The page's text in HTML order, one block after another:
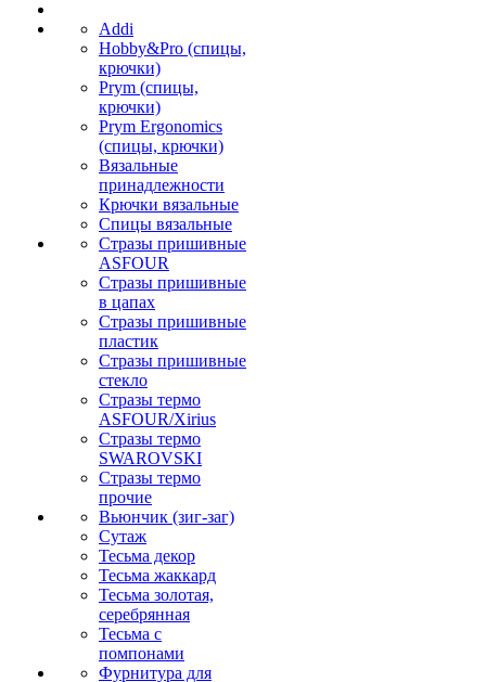
Addi
Hobby&Pro (спицы,
крючки)
Prym (спицы,
крючки)
Prym Ergonomics
(спицы, крючки)
Вязальные
принадлежности
Крючки вязальные
Спицы вязальные
Стразы пришивные
ASFOUR
Стразы пришивные
в цапах
Стразы пришивные
пластик
Стразы пришивные
стекло
Стразы термо
ASFOUR/Xirius
Стразы термо
SWAROVSKI
Стразы термо
прочие
Вьюнчик (зиг-заг)
Сутаж
Тесьма декор
Тесьма жаккард
Тесьма золотая,
серебрянная
Тесьма с
помпонами
Фурнитура для